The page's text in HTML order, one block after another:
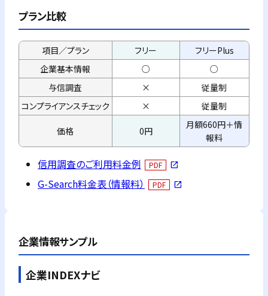
プラン比較
項目／プラン フリー
フリーPlus
企業基本情報
○
○
与信調査
×
従量制
コンプライアンスチェック × 従量制
価格 0円
月額660円＋情
報料
信用調査のご利用料金例 PDF open_in_new
G-Search料金表（情報料） PDF open_in_new
企業情報サンプル
企業INDEXナビ